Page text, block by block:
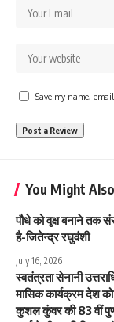
Save my name,
You Might
पौधे को वृक्ष बनाने तक
है-जितेन्द्र रघुवंशी
July 16, 2026
स्वतंत्रता सेनानी
मासिक कार्यक्रम देश को
कुशल कुंवर की 83 वीं